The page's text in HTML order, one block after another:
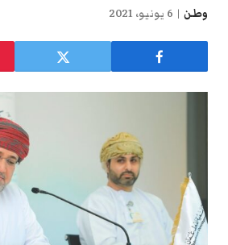
وطن 6 يونيو، 2021